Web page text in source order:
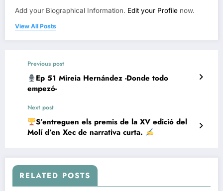
Add your Biographical Information. Edit your Profile now.
View All Posts
Previous post
Ep 51 Mireia Hernández -Donde todo
empezó-
Next post
S’entreguen els premis de la XV edició del
Molí d’en Xec de narrativa curta.
RELATED POSTS